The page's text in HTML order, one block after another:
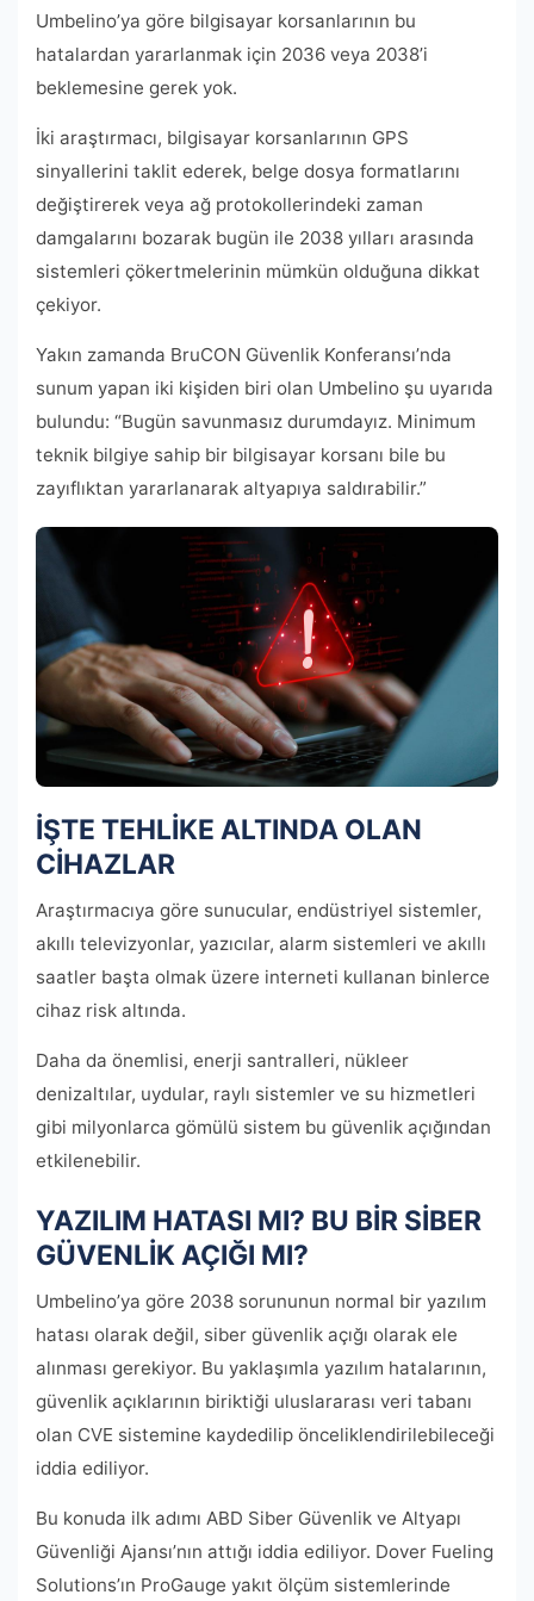
Umbelino’ya göre bilgisayar korsanlarının bu
hatalardan yararlanmak için 2036 veya 2038’i
beklemesine gerek yok.
İki araştırmacı, bilgisayar korsanlarının GPS
sinyallerini taklit ederek, belge dosya formatlarını
değiştirerek veya ağ protokollerindeki zaman
damgalarını bozarak bugün ile 2038 yılları arasında
sistemleri çökertmelerinin mümkün olduğuna dikkat
çekiyor.
Yakın zamanda BruCON Güvenlik Konferansı’nda
sunum yapan iki kişiden biri olan Umbelino şu uyarıda
bulundu: “Bugün savunmasız durumdayız. Minimum
teknik bilgiye sahip bir bilgisayar korsanı bile bu
zayıflıktan yararlanarak altyapıya saldırabilir.”
İŞTE TEHLİKE ALTINDA OLAN
CİHAZLAR
Araştırmacıya göre sunucular, endüstriyel sistemler,
akıllı televizyonlar, yazıcılar, alarm sistemleri ve akıllı
saatler başta olmak üzere interneti kullanan binlerce
cihaz risk altında.
Daha da önemlisi, enerji santralleri, nükleer
denizaltılar, uydular, raylı sistemler ve su hizmetleri
gibi milyonlarca gömülü sistem bu güvenlik açığından
etkilenebilir.
YAZILIM HATASI MI? BU BİR SİBER
GÜVENLİK AÇIĞI MI?
Umbelino’ya göre 2038 sorununun normal bir yazılım
hatası olarak değil, siber güvenlik açığı olarak ele
alınması gerekiyor. Bu yaklaşımla yazılım hatalarının,
güvenlik açıklarının biriktiği uluslararası veri tabanı
olan CVE sistemine kaydedilip önceliklendirilebileceği
iddia ediliyor.
Bu konuda ilk adımı ABD Siber Güvenlik ve Altyapı
Güvenliği Ajansı’nın attığı iddia ediliyor. Dover Fueling
Solutions’ın ProGauge yakıt ölçüm sistemlerinde